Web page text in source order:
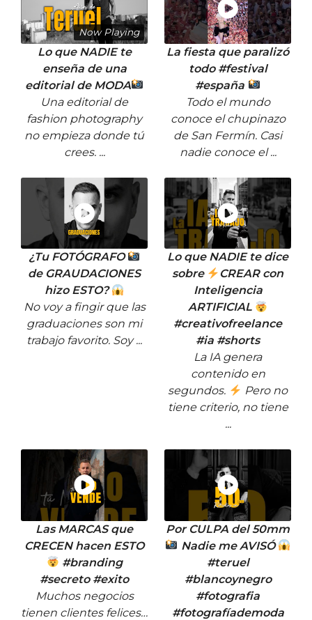
Now Playing
Lo que NADIE te
enseña de una
editorial de MODA
Una editorial de
fashion photography
no empieza donde tú
crees. ...
La fiesta que paralizó
todo #festival
#españa
Todo el mundo
conoce el chupinazo
de San Fermín. Casi
nadie conoce el ...
¿Tu FOTÓGRAFO
de GRAUDACIONES
hizo ESTO?
No voy a fingir que las
graduaciones son mi
trabajo favorito. Soy ...
Lo que NADIE te dice
sobre
CREAR con
Inteligencia
ARTIFICIAL
#creativofreelance
#ia #shorts
La IA genera
contenido en
segundos.
Pero no
tiene criterio, no tiene
...
Las MARCAS que
CRECEN hacen ESTO
#branding
#secreto #exito
Muchos negocios
tienen clientes felices…
Por CULPA del 50mm
Nadie me AVISÓ
#teruel
#blancoynegro
#fotografia
#fotografíademoda